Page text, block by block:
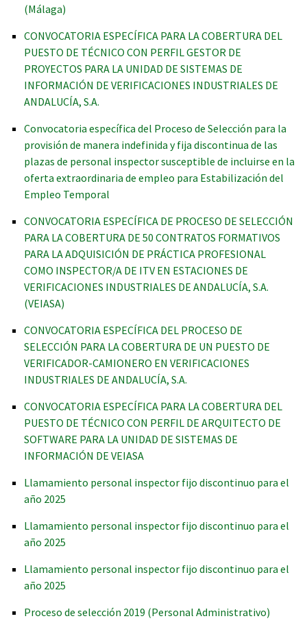
(Málaga)
CONVOCATORIA ESPECÍFICA PARA LA COBERTURA DEL
PUESTO DE TÉCNICO CON PERFIL GESTOR DE
PROYECTOS PARA LA UNIDAD DE SISTEMAS DE
INFORMACIÓN DE VERIFICACIONES INDUSTRIALES DE
ANDALUCÍA, S.A.
Convocatoria específica del Proceso de Selección para la
provisión de manera indefinida y fija discontinua de las
plazas de personal inspector susceptible de incluirse en la
oferta extraordinaria de empleo para Estabilización del
Empleo Temporal
CONVOCATORIA ESPECÍFICA DE PROCESO DE SELECCIÓN
PARA LA COBERTURA DE 50 CONTRATOS FORMATIVOS
PARA LA ADQUISICIÓN DE PRÁCTICA PROFESIONAL
COMO INSPECTOR/A DE ITV EN ESTACIONES DE
VERIFICACIONES INDUSTRIALES DE ANDALUCÍA, S.A.
(VEIASA)
CONVOCATORIA ESPECÍFICA DEL PROCESO DE
SELECCIÓN PARA LA COBERTURA DE UN PUESTO DE
VERIFICADOR-CAMIONERO EN VERIFICACIONES
INDUSTRIALES DE ANDALUCÍA, S.A.
CONVOCATORIA ESPECÍFICA PARA LA COBERTURA DEL
PUESTO DE TÉCNICO CON PERFIL DE ARQUITECTO DE
SOFTWARE PARA LA UNIDAD DE SISTEMAS DE
INFORMACIÓN DE VEIASA
Llamamiento personal inspector fijo discontinuo para el
año 2025
Llamamiento personal inspector fijo discontinuo para el
año 2025
Llamamiento personal inspector fijo discontinuo para el
año 2025
Proceso de selección 2019 (Personal Administrativo)